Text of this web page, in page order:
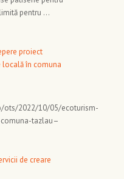
pentru …
proiect
locală în comuna
ots/2022/10/05/ecoturism-
tazlau–
de creare